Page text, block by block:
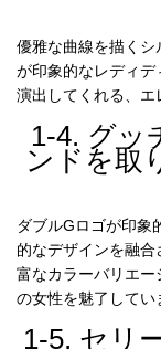
商
品
優雅な曲線を描く
が印象的なレディデ
演出してくれる、エ
1-4. グッ
ンドを取
ダブルGロゴが印象
的なデザインを融
富なカラーバリエー
の女性を魅了してい
1-5. セリ